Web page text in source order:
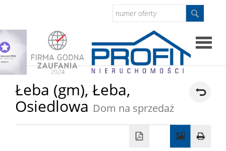
Łeba (gm), Łeba,
Osiedlowa Dom na sprzedaż